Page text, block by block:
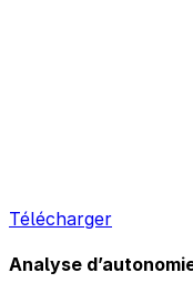
Télécharger
Analyse